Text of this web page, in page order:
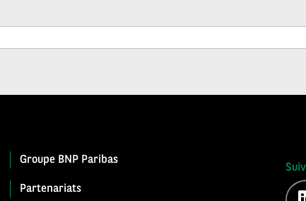
Groupe BNP Paribas
Partenariats